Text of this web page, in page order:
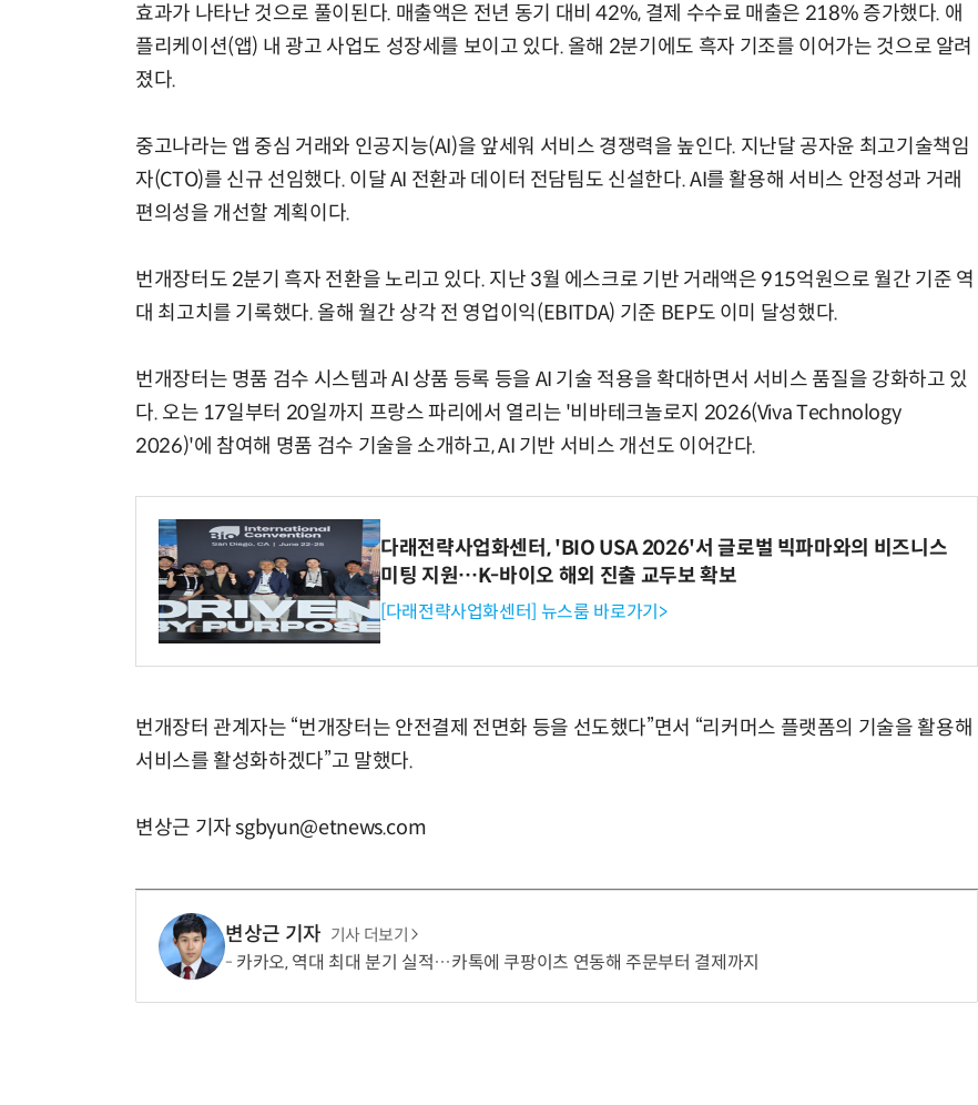
효과가 나타난 것으로 풀이된다. 매출액은 전년 동기 대비 42%, 결제 수수료 매출은 218% 증가했다. 애
플리케이션(앱) 내 광고 사업도 성장세를 보이고 있다. 올해 2분기에도 흑자 기조를 이어가는 것으로 알려
졌다.
중고나라는 앱 중심 거래와 인공지능(AI)을 앞세워 서비스 경쟁력을 높인다. 지난달 공자윤 최고기술책임
자(CTO)를 신규 선임했다. 이달 AI 전환과 데이터 전담팀도 신설한다. AI를 활용해 서비스 안정성과 거래
편의성을 개선할 계획이다.
번개장터도 2분기 흑자 전환을 노리고 있다. 지난 3월 에스크로 기반 거래액은 915억원으로 월간 기준 역
대 최고치를 기록했다. 올해 월간 상각 전 영업이익(EBITDA) 기준 BEP도 이미 달성했다.
번개장터는 명품 검수 시스템과 AI 상품 등록 등을 AI 기술 적용을 확대하면서 서비스 품질을 강화하고 있
다. 오는 17일부터 20일까지 프랑스 파리에서 열리는 '비바테크놀로지 2026(Viva Technology
2026)'에 참여해 명품 검수 기술을 소개하고, AI 기반 서비스 개선도 이어간다.
다래전략사업화센터, 'BIO USA 2026'서 글로벌 빅파마와의 비즈니스
미팅 지원…K-바이오 해외 진출 교두보 확보
[다래전략사업화센터] 뉴스룸 바로가기>
번개장터 관계자는 “번개장터는 안전결제 전면화 등을 선도했다”면서 “리커머스 플랫폼의 기술을 활용해
서비스를 활성화하겠다”고 말했다.
변상근 기자 sgbyun@etnews.com
변상근 기자 기사 더보기
카카오, 역대 최대 분기 실적…카톡에 쿠팡이츠 연동해 주문부터 결제까지
반려견 유골을 우주에 뿌렸다…GPS 추적기로 회수까지 성공 “입으면 전투력 상승?” 드래곤볼 전투복 닮은 중량조끼